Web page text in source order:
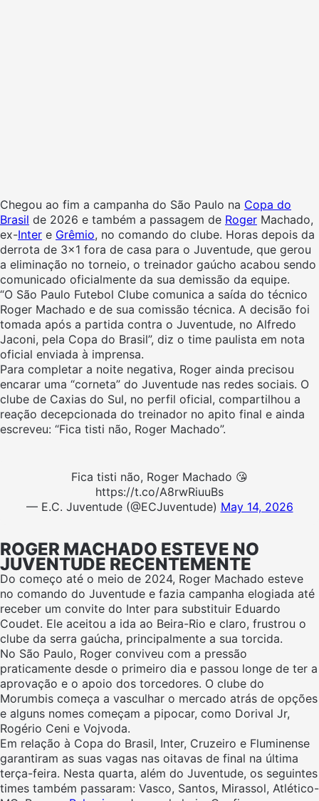
Chegou ao fim a campanha do São Paulo na Copa do
Brasil de 2026 e também a passagem de Roger Machado,
ex-Inter e Grêmio, no comando do clube. Horas depois da
derrota de 3×1 fora de casa para o Juventude, que gerou
a eliminação no torneio, o treinador gaúcho acabou sendo
comunicado oficialmente da sua demissão da equipe.
“O São Paulo Futebol Clube comunica a saída do técnico
Roger Machado e de sua comissão técnica. A decisão foi
tomada após a partida contra o Juventude, no Alfredo
Jaconi, pela Copa do Brasil”, diz o time paulista em nota
oficial enviada à imprensa.
Para completar a noite negativa, Roger ainda precisou
encarar uma “corneta” do Juventude nas redes sociais. O
clube de Caxias do Sul, no perfil oficial, compartilhou a
reação decepcionada do treinador no apito final e ainda
escreveu: “Fica tisti não, Roger Machado”.
Fica tisti não, Roger Machado 😘
https://t.co/A8rwRiuuBs
— E.C. Juventude (@ECJuventude) May 14, 2026
ROGER MACHADO ESTEVE NO
JUVENTUDE RECENTEMENTE
Do começo até o meio de 2024, Roger Machado esteve
no comando do Juventude e fazia campanha elogiada até
receber um convite do Inter para substituir Eduardo
Coudet. Ele aceitou a ida ao Beira-Rio e claro, frustrou o
clube da serra gaúcha, principalmente a sua torcida.
No São Paulo, Roger conviveu com a pressão
praticamente desde o primeiro dia e passou longe de ter a
aprovação e o apoio dos torcedores. O clube do
Morumbis começa a vasculhar o mercado atrás de opções
e alguns nomes começam a pipocar, como Dorival Jr,
Rogério Ceni e Vojvoda.
Em relação à Copa do Brasil, Inter, Cruzeiro e Fluminense
garantiram as suas vagas nas oitavas de final na última
terça-feira. Nesta quarta, além do Juventude, os seguintes
times também passaram: Vasco, Santos, Mirassol, Atlético-